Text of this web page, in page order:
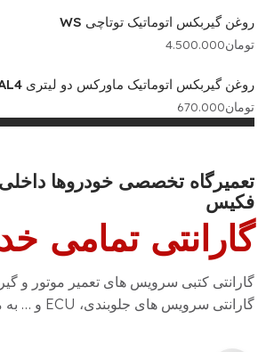
روغن گیربکس اتوماتیک توتاچی WS
تومان4.500.000
روغن گیربکس اتوماتیک ماورکس دو لیتری AL4
تومان670.000
تعمیرگاه تخصصی خودروها
فکیس
گارانتی تمامی
گارانتی کتبی سرویس های تعمیر موتور و
گارانتی سرویس های جلوبندی، ECU و … به مدت 3ماه